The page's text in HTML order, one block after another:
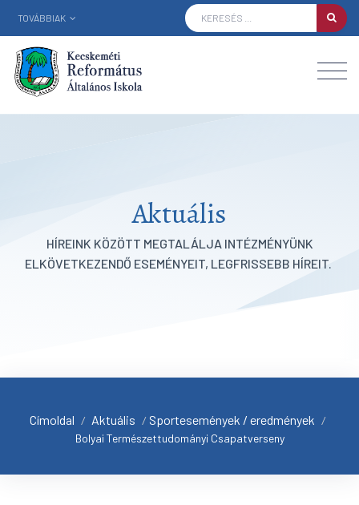
TOVÁBBIAK
Aktuális
HÍREINK KÖZÖTT MEGTALÁLJA INTÉZMÉNYÜNK
ELKÖVETKEZENDŐ ESEMÉNYEIT, LEGFRISSEBB HÍREIT.
Címoldal / Aktuális / Sportesemények / eredmények /
Bolyai Természettudományi Csapatverseny